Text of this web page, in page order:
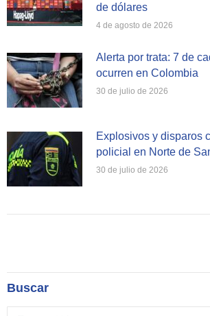
de dólares
4 de agosto de 2026
Alerta por trata: 7 de
ocurren en Colombia
30 de julio de 2026
Explosivos y disparos
policial en Norte de
30 de julio de 2026
Buscar